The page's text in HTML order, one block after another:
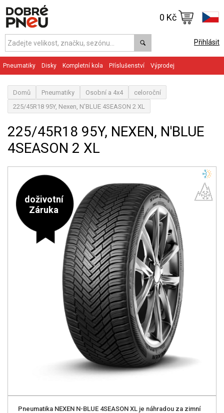
Přihlásit
0 Kč
Pneumatiky Disky Kompletní kola Příslušenství Výprodej
Domů Pneumatiky Osobní a 4x4
celoroční
225/45R18 95Y, Nexen, N'BLUE 4SEASON 2 XL
225/45R18 95Y, NEXEN, N'BLUE
4SEASON 2 XL
doživotní
Záruka
Pneumatika NEXEN N-BLUE 4SEASON XL je náhradou za zimní